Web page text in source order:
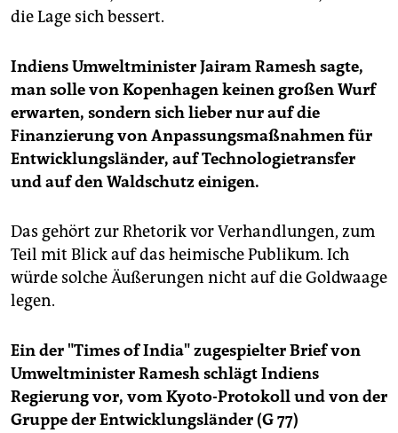
die Lage sich bessert.
Indiens Umweltminister Jairam Ramesh sagte,
man solle von Kopenhagen keinen großen Wurf
erwarten, sondern sich lieber nur auf die
Finanzierung von Anpassungsmaßnahmen für
Entwicklungsländer, auf Technologietransfer
und auf den Waldschutz einigen.
Das gehört zur Rhetorik vor Verhandlungen, zum
Teil mit Blick auf das heimische Publikum. Ich
würde solche Äußerungen nicht auf die Goldwaage
legen.
Ein der "Times of India" zugespielter Brief von
Umweltminister Ramesh schlägt Indiens
Regierung vor, vom Kyoto-Protokoll und von der
Gruppe der Entwicklungsländer (G 77)